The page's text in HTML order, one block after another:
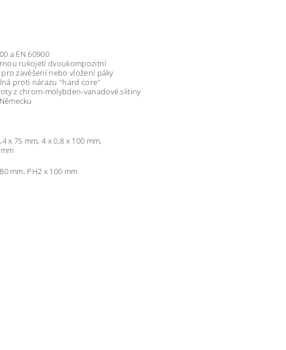
a EN 60900
rukojetí dvoukompozitní
zavěšení nebo vložení páky
proti nárazu "hard core"
z chrom-molybden-vanadové slitiny
x 75 mm, 4 x 0,8 x 100 mm,
mm, PH2 x 100 mm